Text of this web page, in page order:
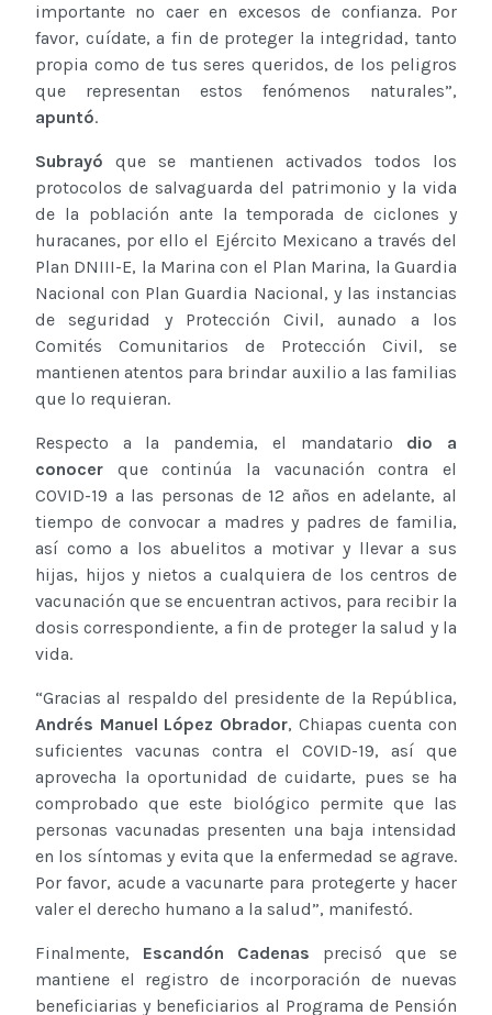
importante no caer en excesos de confianza. Por
favor, cuídate, a fin de proteger la integridad, tanto
propia como de tus seres queridos, de los peligros
que representan estos fenómenos naturales”,
apuntó.
Subrayó que se mantienen activados todos los
protocolos de salvaguarda del patrimonio y la vida
de la población ante la temporada de ciclones y
huracanes, por ello el Ejército Mexicano a través del
Plan DNIII-E, la Marina con el Plan Marina, la Guardia
Nacional con Plan Guardia Nacional, y las instancias
de seguridad y Protección Civil, aunado a los
Comités Comunitarios de Protección Civil, se
mantienen atentos para brindar auxilio a las familias
que lo requieran.
Respecto a la pandemia, el mandatario dio a
conocer que continúa la vacunación contra el
COVID-19 a las personas de 12 años en adelante, al
tiempo de convocar a madres y padres de familia,
así como a los abuelitos a motivar y llevar a sus
hijas, hijos y nietos a cualquiera de los centros de
vacunación que se encuentran activos, para recibir la
dosis correspondiente, a fin de proteger la salud y la
vida.
“Gracias al respaldo del presidente de la República,
Andrés Manuel López Obrador, Chiapas cuenta con
suficientes vacunas contra el COVID-19, así que
aprovecha la oportunidad de cuidarte, pues se ha
comprobado que este biológico permite que las
personas vacunadas presenten una baja intensidad
en los síntomas y evita que la enfermedad se agrave.
Por favor, acude a vacunarte para protegerte y hacer
valer el derecho humano a la salud”, manifestó.
Finalmente, Escandón Cadenas precisó que se
mantiene el registro de incorporación de nuevas
beneficiarias y beneficiarios al Programa de Pensión